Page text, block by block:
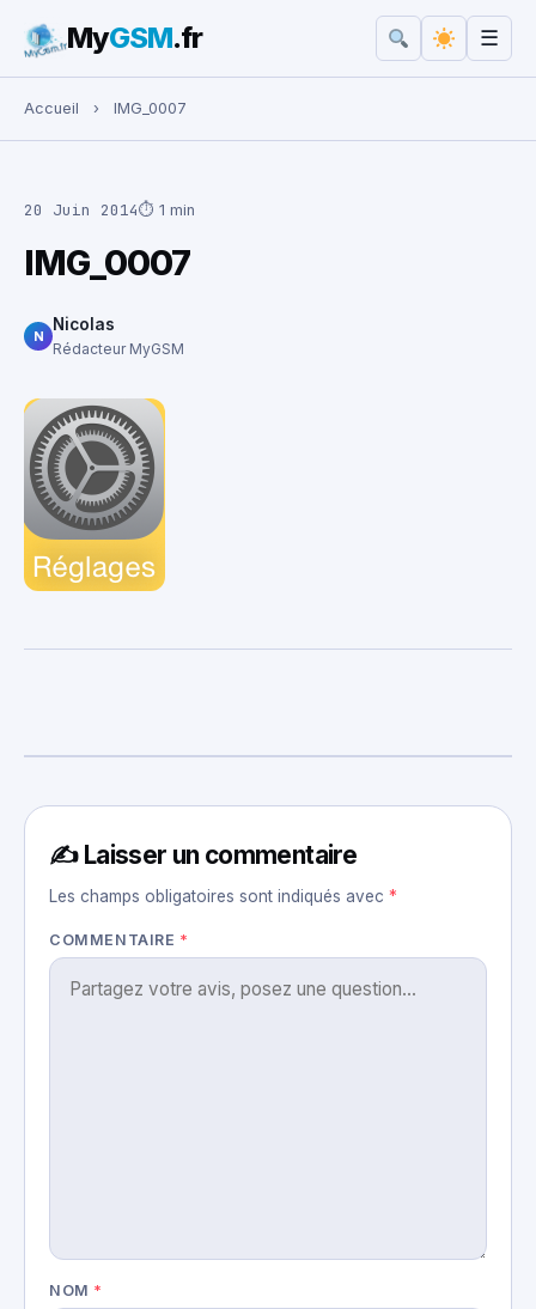
Rechercher :
MyGSM.fr ☰
Accueil › IMG_0007
20 Juin 2014⏱ 1 min
IMG_0007
N
Nicolas
Rédacteur MyGSM
✍️ Laisser un commentaire
Les champs obligatoires sont indiqués avec *
COMMENTAIRE *
NOM *